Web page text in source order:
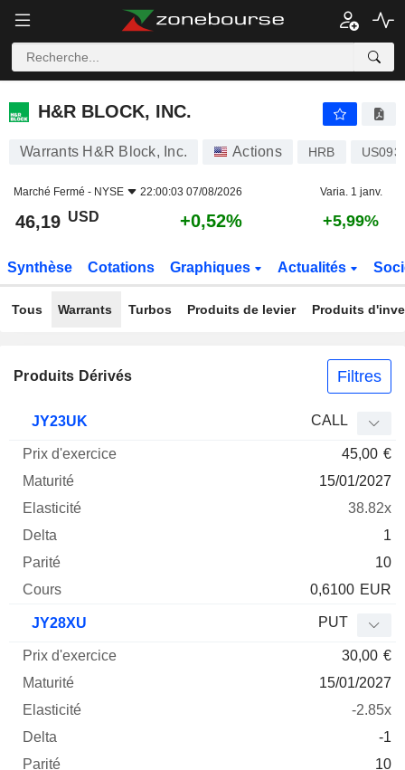
H&R BLOCK, INC.
H&R BLOCK, INC.
Warrants H&R Block, Inc. Actions HRB
Marché Fermé - NYSE 22:00:03 07/08/2026 Varia. 1 janv.
46,19 USD +0,52% +5,99%
Synthèse Cotations Graphiques Actualités
Tous Warrants Turbos Produits de levier Produits
Produits Dérivés Filtres
Mnemo Type
Parité
JY23UK CALL
45,00 €
15/01/2027
38.82x
1
10
0,6100 EUR
JY28XU PUT
30,00 €
15/01/2027
-2.85x
-1
10